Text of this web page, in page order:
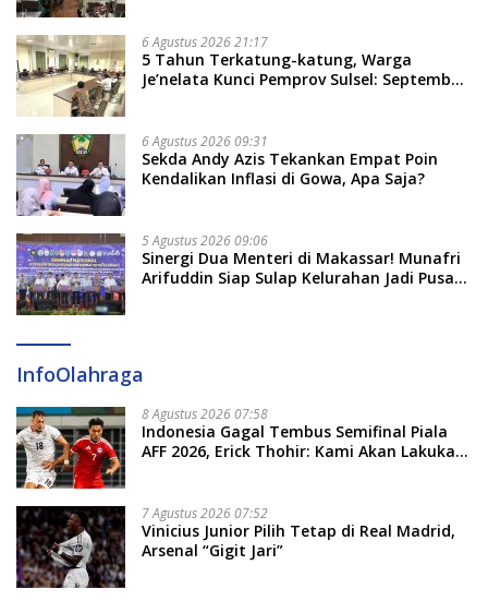
Soal Adat dan Adab
6 Agustus 2026 21:17
5 Tahun Terkatung-katung, Warga
Je’nelata Kunci Pemprov Sulsel: September
6 Agustus 2026 09:31
Sekda Andy Azis Tekankan Empat Poin
Kendalikan Inflasi di Gowa, Apa Saja?
5 Agustus 2026 09:06
Sinergi Dua Menteri di Makassar! Munafri
Arifuddin Siap Sulap Kelurahan Jadi Pusat
InfoOlahraga
8 Agustus 2026 07:58
Indonesia Gagal Tembus Semifinal Piala
AFF 2026, Erick Thohir: Kami Akan Lakukan
7 Agustus 2026 07:52
Vinicius Junior Pilih Tetap di Real Madrid,
Arsenal “Gigit Jari”